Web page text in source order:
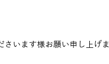
います様お願い申し上げま